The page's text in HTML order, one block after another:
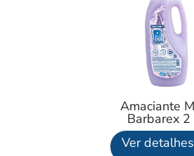
Amaciante
Barbarex 2
Ver detalhes